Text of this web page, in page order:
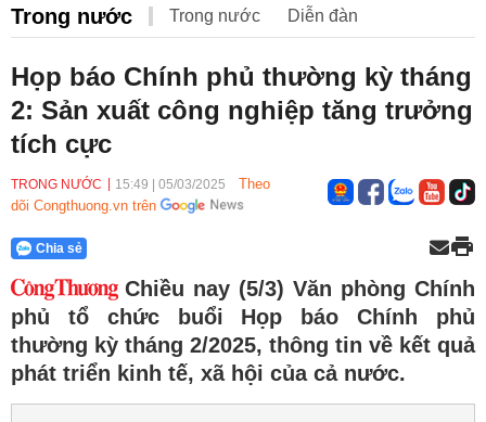
Trong nước Trong nước Diễn đàn
Bầu cử Quốc hội Khoá XVI
Họp báo Chính phủ thường kỳ tháng
2: Sản xuất công nghiệp tăng trưởng
tích cực
TRONG NƯỚC 15:49 05/03/2025
Theo
dõi Congthuong.vn trên
Chia sẻ
Chiều nay (5/3) Văn phòng Chính
phủ tổ chức buổi Họp báo Chính phủ
thường kỳ tháng 2/2025, thông tin về kết quả
phát triển kinh tế, xã hội của cả nước.